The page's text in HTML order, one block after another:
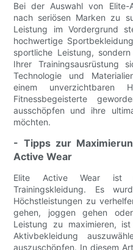
Bei der Auswahl von
nach seriösen Marken zu
Leistung im Vordergrund
hochwertige
sportliche Leistung,
Ihrer Trainingsausrüstung
Technologie und
einem unverzichtbaren
Fitnessbegeisterte
ausschöpfen und ihre
möchten.
- Tipps zur
Active Wear
Elite Active Wear ist
Trainingskleidung. Es
Höchstleistungen zu
gehen, joggen gehen
Leistung zu maximieren,
Aktivbekleidung
auszuschöpfen. In diesem